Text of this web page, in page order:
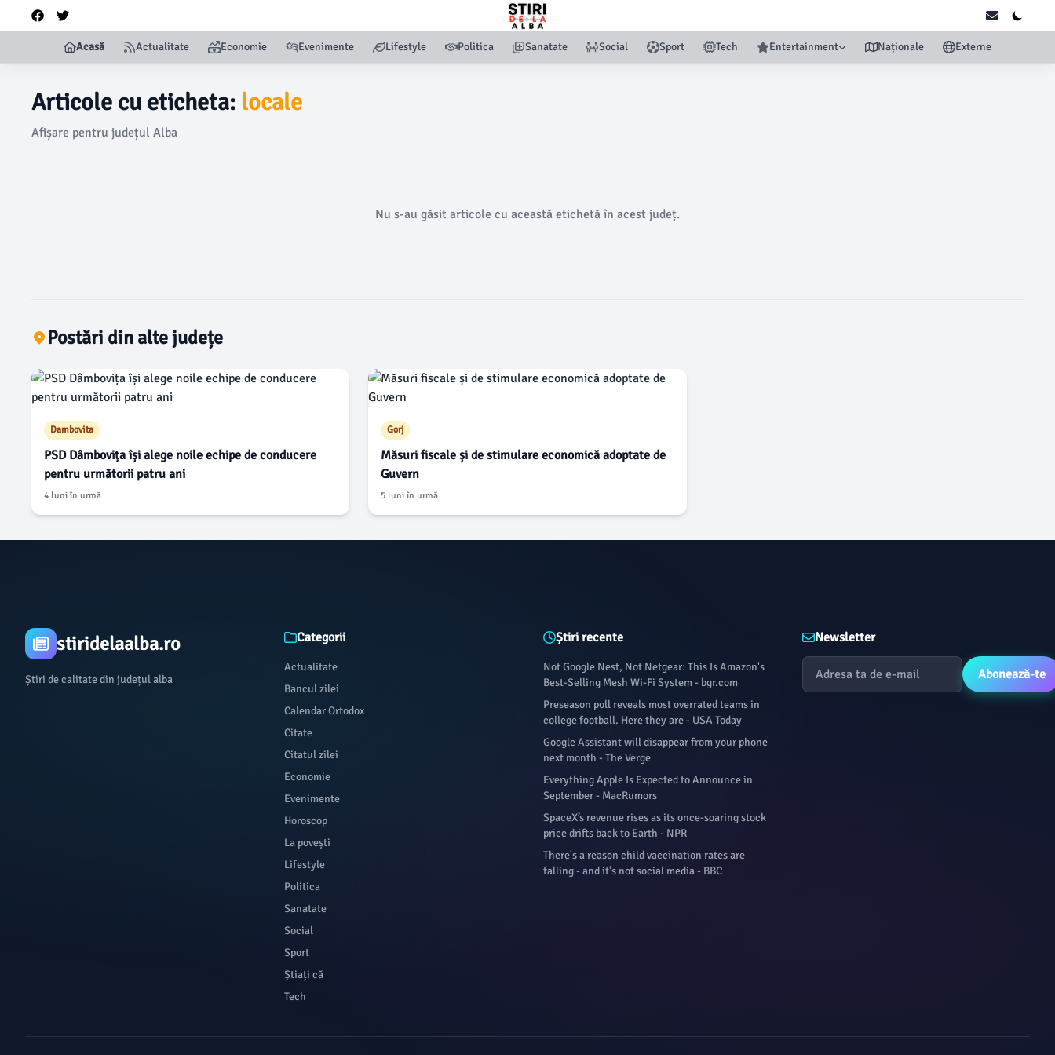
Acasă Actualitate Economie Evenimente Lifestyle Politica Sanatate Social Sport Tech Entertainment Naționale Externe
Articole cu eticheta: locale
Afișare pentru județul Alba
Nu s-au găsit articole cu această etichetă în acest județ.
Postări din alte județe
Dambovita
PSD Dâmbovița își alege noile echipe de conducere
pentru următorii patru ani
4 luni în urmă
Gorj
Măsuri fiscale și de stimulare economică adoptate de
Guvern
5 luni în urmă
stiridelaalba.ro
Știri de calitate din județul alba
Categorii
Actualitate
Bancul zilei
Calendar Ortodox
Citate
Citatul zilei
Economie
Evenimente
Horoscop
La povești
Lifestyle
Politica
Sanatate
Social
Sport
Știați că
Tech
Știri recente
Not Google Nest, Not Netgear: This Is Amazon's
Best-Selling Mesh Wi-Fi System - bgr.com
Preseason poll reveals most overrated teams in
college football. Here they are - USA Today
Google Assistant will disappear from your phone
next month - The Verge
Everything Apple Is Expected to Announce in
September - MacRumors
SpaceX’s revenue rises as its once-soaring stock
price drifts back to Earth - NPR
There's a reason child vaccination rates are
falling - and it's not social media - BBC
Newsletter
Abonează-te